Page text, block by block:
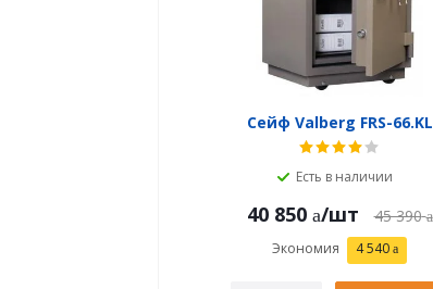
Сейф Valberg FRS-66.KL
Есть в наличии
40 850 /шт 45 390
Экономия 4 540